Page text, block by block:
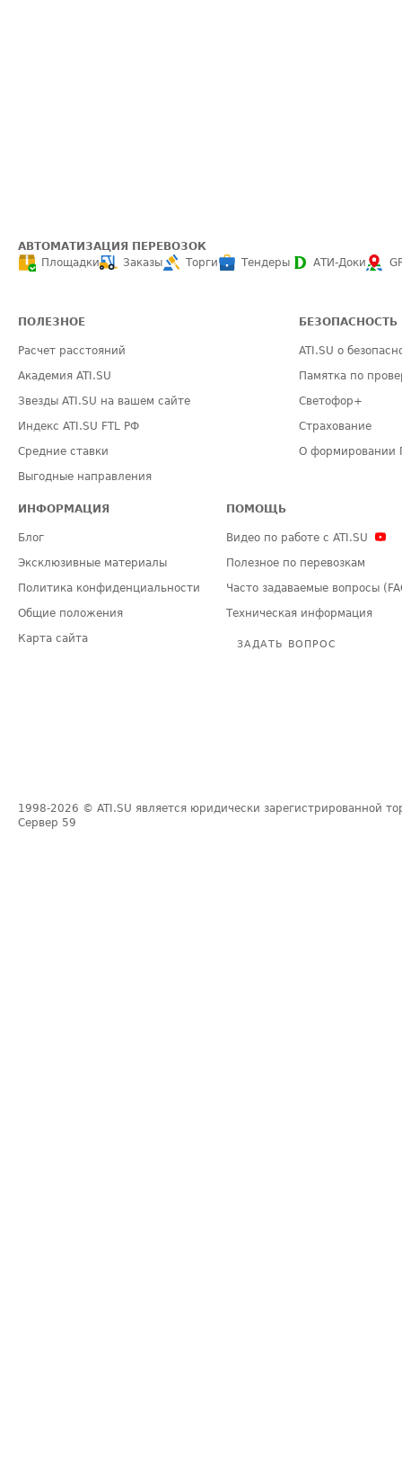
АВТОМАТИЗАЦИЯ ПЕРЕВОЗОК
Площадки
Заказы Торги Тендеры АТИ-Доки
ПОЛЕЗНОЕ
Расчет расстояний
Академия ATI.SU
Звезды ATI.SU на вашем сайте
Индекс ATI.SU FTL РФ
Средние ставки
Выгодные направления
БЕЗОПАСНОСТЬ
ATI.SU о
Памятка по
Светофор+
Страхование
О формировании
ИНФОРМАЦИЯ
Блог
Эксклюзивные материалы
Политика конфиденциальности
Общие положения
Карта сайта
ПОМОЩЬ
Видео по работе с ATI.SU
Полезное по перевозкам
Часто задаваемые вопросы
Техническая информация
ЗАДАТЬ ВОПРОС
1998-2026 © ATI.SU является юридически зарегистрированной
Сервер 59